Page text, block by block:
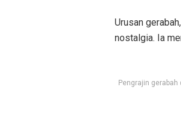
Urusan
nostalgia. Ia
Pengrajin